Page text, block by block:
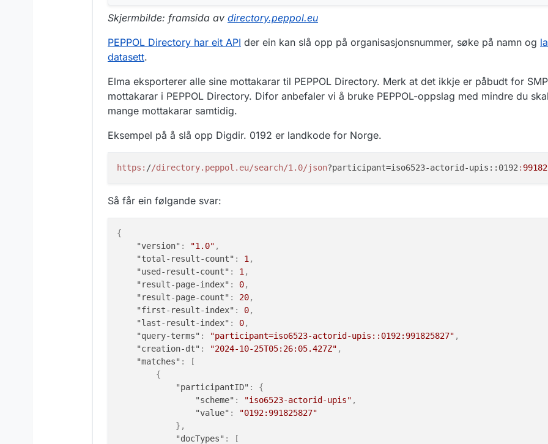
Skjermbilde: framsida av directory.peppol.eu
PEPPOL Directory har eit API der ein kan slå opp på organisasjonsnummer, søke på namn og
datasett.
Elma eksporterer alle sine mottakarar til PEPPOL Directory. Merk at det ikkje er påbudt for
mottakarar i PEPPOL Directory. Difor anbefaler vi å bruke PEPPOL-oppslag med mindre du
mange mottakarar samtidig.
Eksempel på å slå opp Digdir. 0192 er landkode for Norge.
https: //directory.peppol.eu/search/1.0/json?participant=iso6523-actorid-upis::0192 :
Så får ein følgande svar:
{
"version" : "1.0" ,
"total-result-count" : 1 ,
"used-result-count" : 1 ,
"result-page-index" : 0,
"result-page-count" : 20,
"first-result-index" : 0,
"last-result-index" : 0,
"query-terms" : "participant=iso6523-actorid-upis::0192:991825827" ,
"creation-dt" : "2024-10-25T05:26:05.427Z" ,
"matches" :
[
{
"participantID" :
{
"scheme" : "iso6523-actorid-upis" ,
"value" :
"0192:991825827"
} ,
"docTypes" :
[